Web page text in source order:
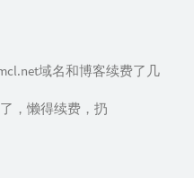
域名和博客续费了几
，懒得续费，扔